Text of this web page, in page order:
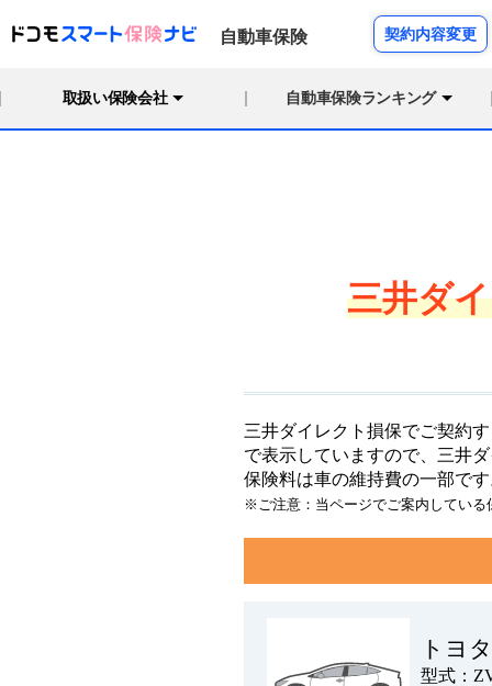
自動車保険 契約内容変更
取扱い保険会社 自動車保険ランキング
三井ダ
三井ダイレクト損保でご契約
で表示していますので、三井
保険料は車の維持費の一部で
※ご注意：当ページでご案内している
トヨ
型式：